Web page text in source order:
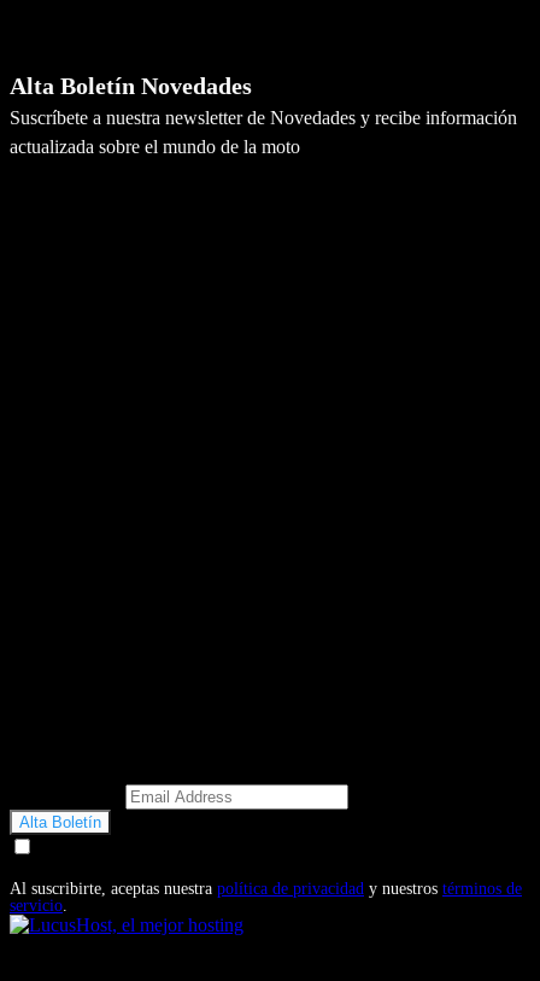
Alta Boletín Novedades
Suscríbete a nuestra newsletter de Novedades y recibe información
actualizada sobre el mundo de la moto
Al suscribirte, aceptas nuestra política de privacidad y nuestros términos de
servicio.